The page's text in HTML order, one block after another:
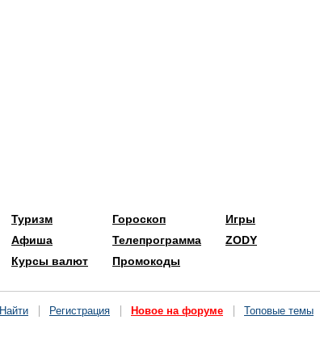
Туризм
Афиша
Курсы валют
Гороскоп
Телепрограмма
Промокоды
Игры
ZODY
Найти Регистрация Новое на форуме Топовые темы